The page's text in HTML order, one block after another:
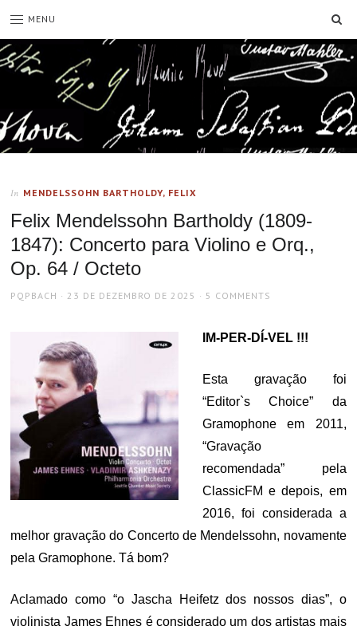
MENU
In MENDELSSOHN BARTHOLDY, FELIX
Felix Mendelssohn Bartholdy (1809-
1847): Concerto para Violino e Orq.,
Op. 64 / Octeto
AUTHOR
PQPBACH
POSTED
23 DE DEZEMBRO DE 2025 5 COMMENTS
IM-PER-DÍ-VEL !!!
Esta gravação foi
“Editor`s Choice” da
Gramophone em 2011,
“Gravação
recomendada” pela
ClassicFM e depois, em
2016, foi considerada a
melhor gravação do Concerto de Mendelssohn, novamente
pela Gramophone. Tá bom?
Aclamado como “o Jascha Heifetz dos nossos dias”, o
violinista James Ehnes é considerado um dos artistas mais